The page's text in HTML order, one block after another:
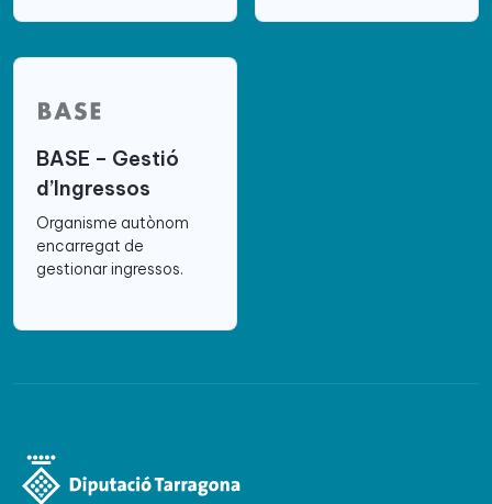
BASE – Gestió
d’Ingressos
Organisme autònom
encarregat de
gestionar ingressos.